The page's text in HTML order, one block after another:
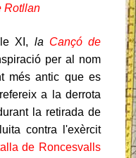
Rotllan
XI, la Cançó de
per al nom
més antic que es
a la derrota
la retirada de
contra l'exèrcit
de Roncesvalls